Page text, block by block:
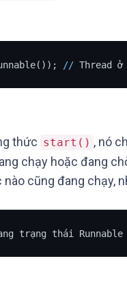
// Thread
thức start() , nó
chạy hoặc đang
cũng đang chạy,
trạng thái Runnable